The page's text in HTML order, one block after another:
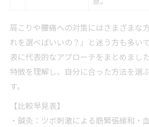
肩こりや腰痛への対策にはさまざまな
れを選べばいいの？」と迷う方も多い
表に代表的なアプローチをまとめまし
特徴を理解し、自分に合った方法を選
す。
【比較早見表】
・鍼灸：ツボ刺激による筋緊張緩和・